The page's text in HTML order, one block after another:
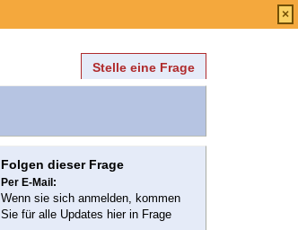
Stelle eine Frage
Folgen dieser Frage
Per E-Mail:
Wenn sie sich anmelden, kommen
Sie für alle Updates hier in Frage
×